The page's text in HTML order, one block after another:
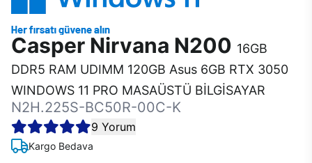
Casper Nirvana N200 16GB
DDR5 RAM UDIMM 120GB Asus 6GB RTX 3050
WINDOWS 11 PRO MASAÜSTÜ BİLGİSAYAR
N2H.225S-BC50R-00C-K
9 Yorum
Kargo Bedava